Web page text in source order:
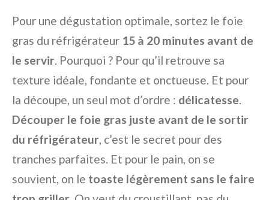
Pour une dégustation optimale, sortez le foie
gras du réfrigérateur 15 à 20 minutes avant de
le servir. Pourquoi ? Pour qu’il retrouve sa
texture idéale, fondante et onctueuse. Et pour
la découpe, un seul mot d’ordre : délicatesse.
Découper le foie gras juste avant de le sortir
du réfrigérateur, c’est le secret pour des
tranches parfaites. Et pour le pain, on se
souvient, on le toaste légèrement sans le faire